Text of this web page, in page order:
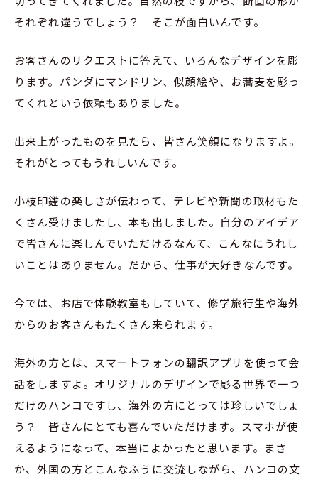
それぞれ違うでしょう？ そこが面白いんです。
お客さんのリクエストに答えて、いろんなデザインを彫
ります。パンダにマンドリン、似顔絵や、お蕎麦を彫っ
てくれという依頼もありました。
出来上がったものを見たら、皆さん笑顔になりますよ。
それがとってもうれしいんです。
小枝印鑑の楽しさが伝わって、テレビや新聞の取材もた
くさん受けましたし、本も出しました。自分のアイデア
で皆さんに楽しんでいただけるなんて、こんなにうれし
いことはありません。だから、仕事が大好きなんです。
今では、お店で体験教室もしていて、修学旅行生や海外
からのお客さんもたくさん来られます。
海外の方とは、スマートフォンの翻訳アプリを使って会
話をしますよ。オリジナルのデザインで彫る世界で一つ
だけのハンコですし、海外の方にとっては珍しいでしょ
う？ 皆さんにとても喜んでいただけます。スマホが使
えるようになって、本当によかったと思います。まさ
か、外国の方とこんなふうに交流しながら、ハンコの文